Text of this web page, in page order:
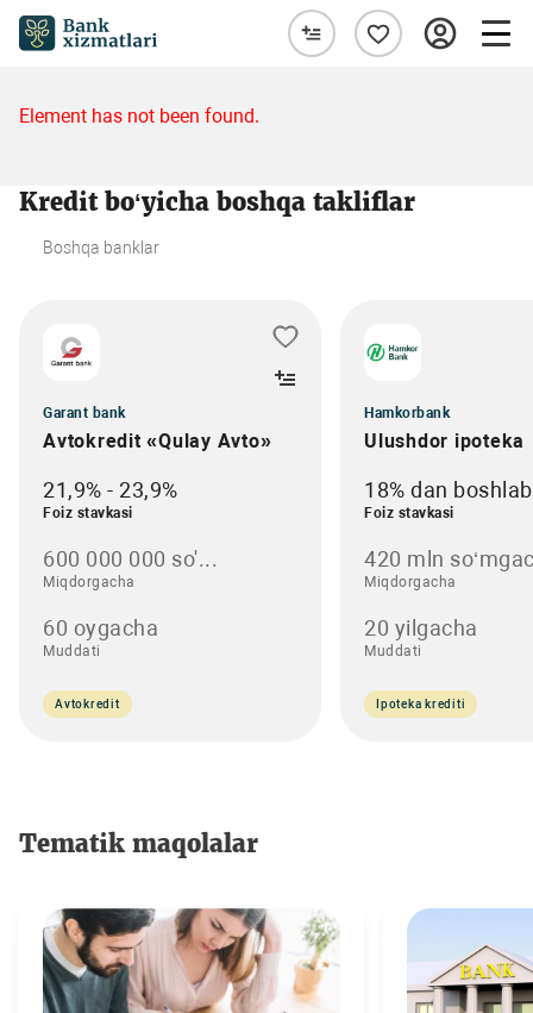
Element has not been found.
Kredit bo‘yicha boshqa takliflar
Boshqa banklar
Garant bank
Avtokredit «Qulay Avto»
21,9% - 23,9%
Foiz stavkasi
600 000 000 so'...
Miqdorgacha
60 oygacha
Muddati
Avtokredit
Hamkorbank
Ulushdor ipoteka
18% dan boshlab
Foiz stavkasi
420 mln
Miqdorgacha
20 yilgacha
Muddati
Ipoteka krediti
Tematik maqolalar